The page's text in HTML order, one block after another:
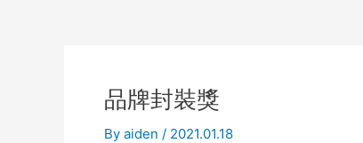
品牌封裝獎
By aiden / 2021.01.18